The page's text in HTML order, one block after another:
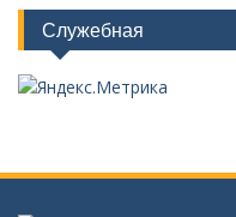
Служебная